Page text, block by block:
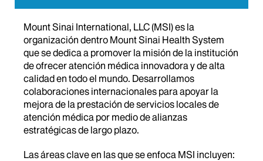
Mount Sinai International, LLC (MSI) es la
organización dentro Mount Sinai Health System
que se dedica a promover la misión de la institución
de ofrecer atención médica innovadora y de alta
calidad en todo el mundo. Desarrollamos
colaboraciones internacionales para apoyar la
mejora de la prestación de servicios locales de
atención médica por medio de alianzas
estratégicas de largo plazo.
Las áreas clave en las que se enfoca MSI incluyen: